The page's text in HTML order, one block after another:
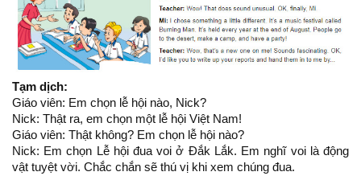
Tạm dịch:
Giáo viên: Em chọn lễ hội nào, Nick?
Nick: Thật ra, em chọn một lễ hội Việt Nam!
Giáo viên: Thật không? Em chọn lễ hội nào?
Nick: Em chọn Lễ hội đua voi ở Đắk Lắk. Em nghĩ voi là động
vật tuyệt vời. Chắc chắn sẽ thú vị khi xem chúng đua.